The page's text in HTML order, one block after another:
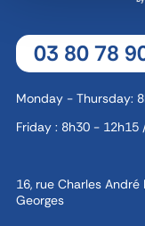
03 80 78
Monday - Thursday:
Friday : 8h30 - 12h15
16, rue Charles
Georges